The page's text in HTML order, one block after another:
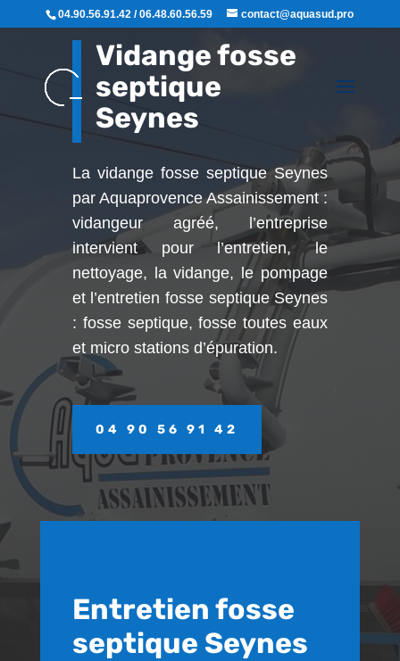
04.90.56.91.42 / 06.48.60.56.59 contact@aquasud.pro
Vidange fosse
septique
Seynes
La vidange fosse septique Seynes
par Aquaprovence Assainissement :
vidangeur agréé, l’entreprise
intervient pour l’entretien, le
nettoyage, la vidange, le pompage
et l’entretien fosse septique Seynes
: fosse septique, fosse toutes eaux
et micro stations d’épuration.
04 90 56 91 42
Entretien fosse
septique Seynes